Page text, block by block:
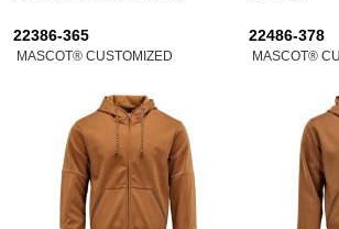
22386-365
MASCOT® CUSTOMIZED
22486-378
MASCOT®